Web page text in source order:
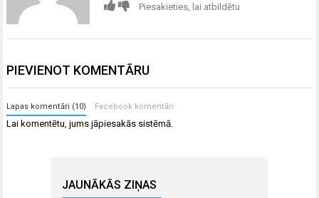
Piesakieties, lai atbildētu
PIEVIENOT KOMENTĀRU
Lapas komentāri (10) Facebook komentāri
Lai komentētu, jumsjāpiesakās sistēmā.
JAUNĀKĀS ZIŅAS